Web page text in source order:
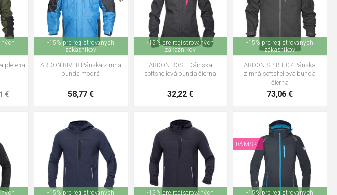
pletená
€
-15% pre registrovaných
zákazníkov
ARDON RIVER Pánska zimná
bunda modrá
58,77 €
-15% pre registrovaných
zákazníkov
ARDON ROSE Dámska
softshellová bunda čierna
32,22 €
-15% pre registrovaných
zákazníkov
ARDON SPIRIT 07 Pánska
zimná softshellová bunda
čierna
73,06 €
-15% pre registrovaných
3XL
-15% pre registrovaných
S
2XL
3XL
5XL
-15% pre registrovaných
DÁMSKE
XS
XXL
XXXL